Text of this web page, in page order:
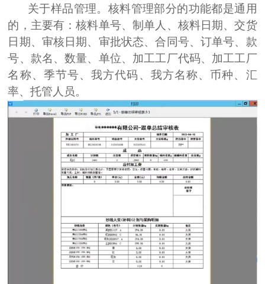
关于样品管理。 核料管理部分的功能都是通用
的，主要有：核料单号、制单人、核料日期、交货
日期、审核日期、审批状态、合同号、订单号、款
号、款名、数量、单位、加工工厂代码、加工工厂
名称、季节号、我方代码、我方名称、币种、汇
率、托管人员。